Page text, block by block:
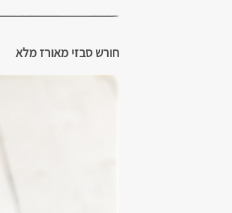
חורש סבזי מאורז מלא